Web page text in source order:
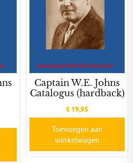
Captain W.E. Johns
Catalogus (hardback)
€ 19,95
Toevoegen aan
winkelwagen